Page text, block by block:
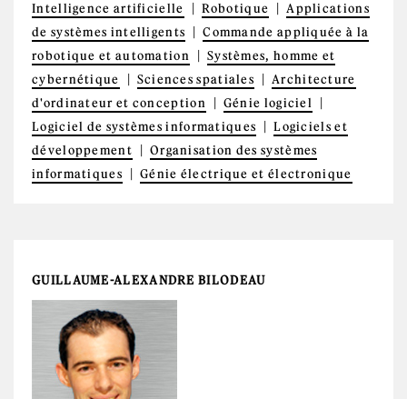
Intelligence artificielle Robotique
Applications
de systèmes intelligents
Commande appliquée à la
robotique et automation
Systèmes, homme et
cybernétique
Sciences spatiales
Architecture
d'ordinateur et conception
Génie logiciel
Logiciel de systèmes informatiques
Logiciels et
développement
Organisation des systèmes
informatiques
Génie électrique et électronique
GUILLAUME-ALEXANDRE BILODEAU